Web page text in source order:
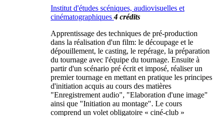
Institut d'études scéniques, audiovisuelles et
cinématographiques4 crédits
Apprentissage des techniques de pré-production
dans la réalisation d'un film: le découpage et le
dépouillement, le casting, le repérage, la préparation
du tournage avec l'équipe du tournage. Ensuite à
partir d'un scénario pré écrit et imposé, réaliser un
premier tournage en mettant en pratique les principes
d'initiation acquis au cours des matières
"Enregistrement audio", "Elaboration d'une image"
ainsi que "Initiation au montage". Le cours
comprend un volet obligatoire « ciné-club »